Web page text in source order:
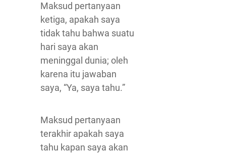
Maksud pertanyaan
ketiga, apakah saya
tidak tahu bahwa suatu
hari saya akan
meninggal dunia; oleh
karena itu jawaban
saya, “Ya, saya tahu.”
Maksud pertanyaan
terakhir apakah saya
tahu kapan saya akan